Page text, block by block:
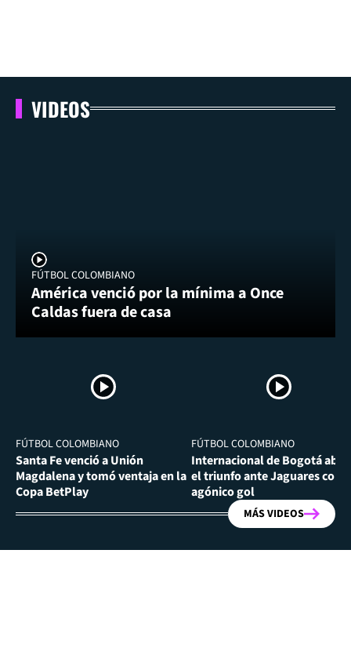
VIDEOS
FÚTBOL COLOMBIANO
América venció por la mínima a Once
Caldas fuera de casa
FÚTBOL COLOMBIANO
Santa Fe venció a Unión
Magdalena y tomó ventaja en la
Copa BetPlay
FÚTBOL COLOMBIANO
Internacional de Bogotá
el triunfo ante Jaguares con
agónico gol
MÁS VIDEOS